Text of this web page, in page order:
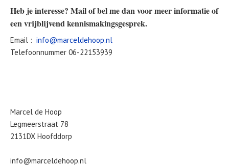
Heb je interesse? Mail of bel me dan voor meer informatie of
een vrijblijvend kennismakingsgesprek.
Email : info@marceldehoop.nl
Telefoonnummer 06-22153939
Marcel de Hoop
Legmeerstraat 78
2131DX Hoofddorp
info@marceldehoop.nl